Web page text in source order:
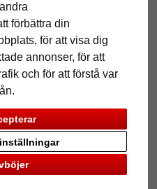
förbättra din
för att visa dig
annonser, för att
och för att förstå var